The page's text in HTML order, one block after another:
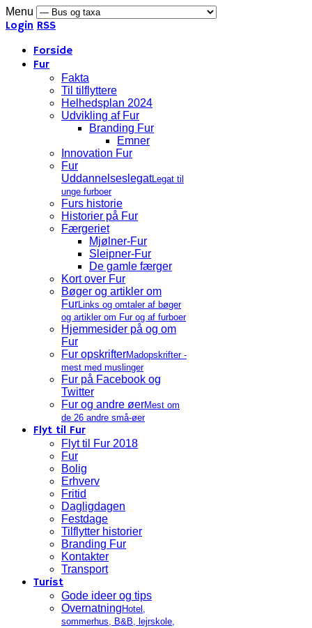
Menu
Login RSS
Forside
Fur
Fakta
Til tilflyttere
Helhedsplan 2024
Udvikling af Fur
Branding Fur
Emner
Innovation Fur
Fur
UddannelseslegatLegat til
unge furboer
Furs historie
Historier på Fur
Færgeriet
Mjølner-Fur
Sleipner-Fur
De gamle færger
Kort over Fur
Bøger og artikler om
FurLinks og omtaler af bøger
og artikler om Fur og af furboer
Hjemmesider på og om
Fur
Fur opskrifterMadopskrifter -
mest med muslinger
Fur på Facebook og
Twitter
Fur og andre øerMest om
de 26 andre små-øer
Flyt til Fur
Flyt til Fur 2018
Fur
Bolig
Erhverv
Fritid
Dagligdagen
Festdage
Tilflytter historier
Branding Fur
Kontakter
Transport
Turist
Gode ideer og tips
Overnatning Hotel,
sommerhus, B&B, lejrskole,